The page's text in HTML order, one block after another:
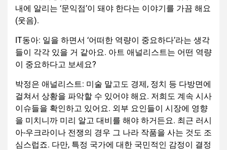
내에 알리는 ‘문익점’이 돼야 한다는 이야기를 가끔 해요
(웃음).
IT동아: 일을 하면서 ‘어떠한 역량이 중요하다’라는 생각
들이 각각 있을 거 같아요. 아트 애널리스트는 어떤 역량
이 중요하다고 보세요?
박정은 애널리스트: 미술 말고도 경제, 정치 등 다방면에
걸쳐서 상황을 파악할 수 있어야 해요. 저희도 계속 시사
이슈들을 확인하고 있어요. 외부 요인들이 시장에 영향
을 미치니까 미리 알고 대비를 해야 하거든요. 최근 러시
아-우크라이나 전쟁의 경우 그 나라 작품을 사는 것도 조
심스럽죠. 다만, 특정 국가에 대한 국민적인 감정이 결정